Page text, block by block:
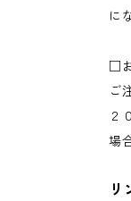
に
□
ご
２
場